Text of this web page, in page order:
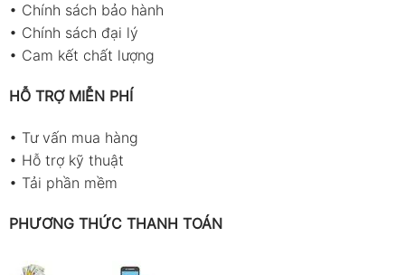
• Chính sách bảo hành
• Chính sách đại lý
• Cam kết chất lượng
HỖ TRỢ MIỄN PHÍ
• Tư vấn mua hàng
• Hỗ trợ kỹ thuật
• Tải phần mềm
PHƯƠNG THỨC THANH TOÁN